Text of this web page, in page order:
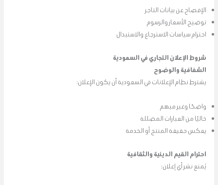
الإفصاح عن بيانات التاجر
توضيح الأسعار والرسوم
احترام سياسات الاسترجاع والاستبدال
شروط الإعلان التجاري في السعودية
الشفافية والوضوح
يشترط نظام الإعلانات في السعودية أن يكون الإعلان:
واضحًا وغير مبهم
خاليًا من العبارات المضللة
يعكس حقيقة المنتج أو الخدمة
احترام القيم الدينية والثقافية
يُمنع نشر أي إعلان: